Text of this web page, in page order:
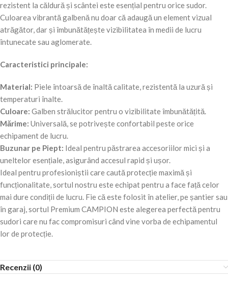
rezistent la căldură și scântei este esențial pentru orice sudor.
Culoarea vibrantă galbenă nu doar că adaugă un element vizual
atrăgător, dar și îmbunătățește vizibilitatea în medii de lucru
întunecate sau aglomerate.
Caracteristici principale:
Material: Piele întoarsă de înaltă calitate, rezistentă la uzură și
temperaturi înalte.
Culoare: Galben strălucitor pentru o vizibilitate îmbunătățită.
Mărime: Universală, se potrivește confortabil peste orice
echipament de lucru.
Buzunar pe Piept: Ideal pentru păstrarea accesoriilor mici și a
uneltelor esențiale, asigurând accesul rapid și ușor.
Ideal pentru profesioniștii care caută protecție maximă și
funcționalitate, sortul nostru este echipat pentru a face față celor
mai dure condiții de lucru. Fie că este folosit în atelier, pe șantier sau
în garaj, sortul Premium CAMPION este alegerea perfectă pentru
sudori care nu fac compromisuri când vine vorba de echipamentul
lor de protecție.
Recenzii (0)